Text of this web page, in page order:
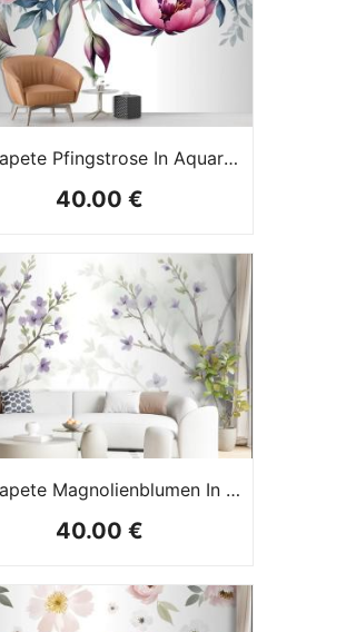
Fototapete Pfingstrose In Aquarellrosa
40.00 €
Fototapete Magnolienblumen In Aquarell
40.00 €